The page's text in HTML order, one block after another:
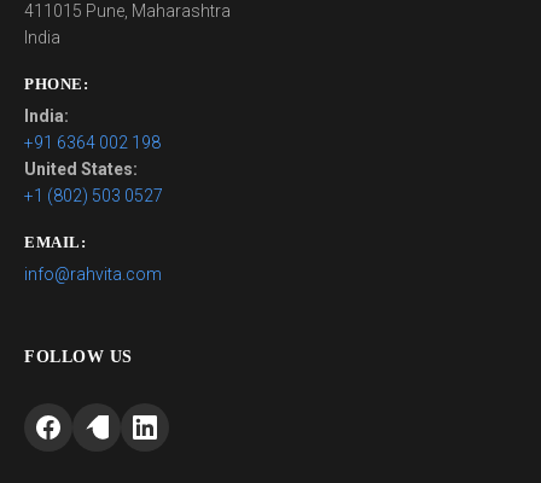
411015 Pune, Maharashtra
India
PHONE:
India:
+91 6364 002 198
United States:
+1 (802) 503 0527
EMAIL:
info@rahvita.com
FOLLOW US